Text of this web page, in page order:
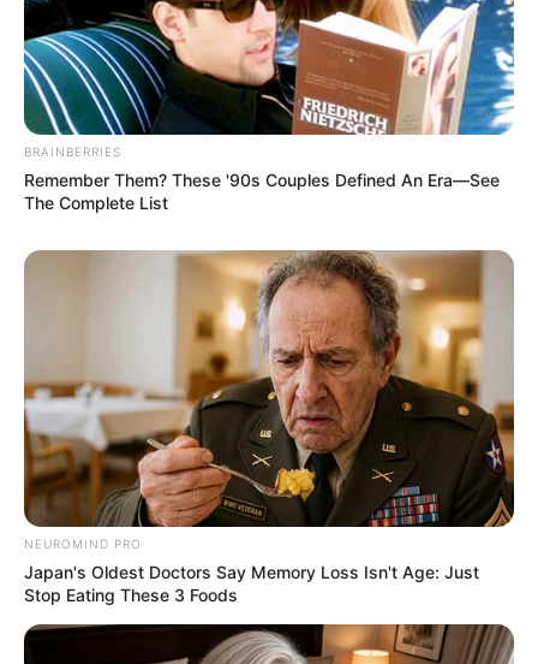
BRAINBERRIES
Remember Them? These '90s Couples Defined An Era—See
The Complete List
NEUROMIND PRO
Japan's Oldest Doctors Say Memory Loss Isn't Age: Just
Stop Eating These 3 Foods